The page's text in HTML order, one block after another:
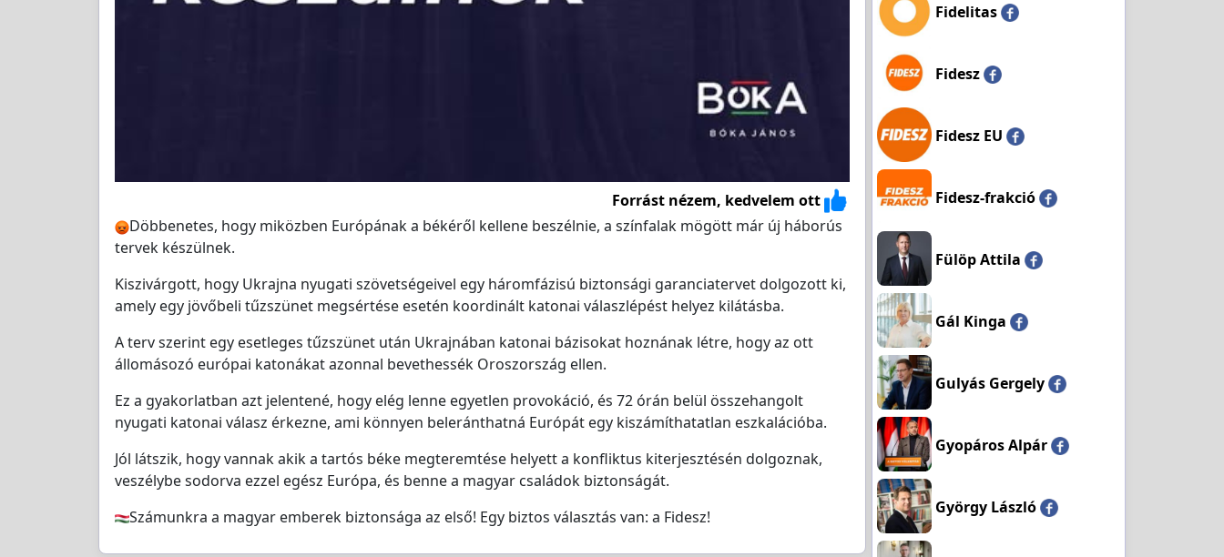
Forrást nézem, kedvelem ott
Döbbenetes, hogy miközben Európának a békéről kellene beszélnie, a színfalak mögött már új háborús
tervek készülnek.
Kiszivárgott, hogy Ukrajna nyugati szövetségeivel egy háromfázisú biztonsági garanciatervet dolgozott ki,
amely egy jövőbeli tűzszünet megsértése esetén koordinált katonai válaszlépést helyez kilátásba.
A terv szerint egy esetleges tűzszünet után Ukrajnában katonai bázisokat hoznának létre, hogy az ott
állomásozó európai katonákat azonnal bevethessék Oroszország ellen.
Ez a gyakorlatban azt jelentené, hogy elég lenne egyetlen provokáció, és 72 órán belül összehangolt
nyugati katonai válasz érkezne, ami könnyen beleránthatná Európát egy kiszámíthatatlan eszkalációba.
Jól látszik, hogy vannak akik a tartós béke megteremtése helyett a konfliktus kiterjesztésén dolgoznak,
veszélybe sodorva ezzel egész Európa, és benne a magyar családok biztonságát.
Számunkra a magyar emberek biztonsága az első! Egy biztos választás van: a Fidesz!
Fidelitas
Fidesz
Fidesz EU
Fidesz-frakció
Fülöp Attila
Gál Kinga
Gulyás Gergely
Gyopáros Alpár
György László